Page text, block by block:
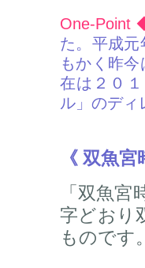
One-Point
た。平成
もかく昨
在は２０
ル」のディ
《 双魚
「双魚
字どおり
ものです